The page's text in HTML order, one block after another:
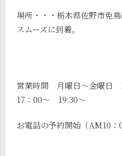
場所・・・栃木県佐野市免
スムーズに到着。
営業時間 月曜日～金曜
17：00～ 19:30～
お電話の予約開始（AM10